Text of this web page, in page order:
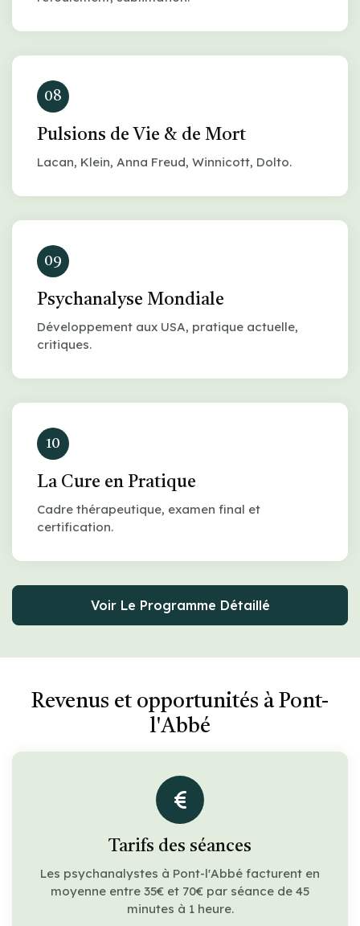
08
Pulsions de Vie & de Mort
Lacan, Klein, Anna Freud, Winnicott, Dolto.
09
Psychanalyse Mondiale
Développement aux USA, pratique actuelle,
critiques.
10
La Cure en Pratique
Cadre thérapeutique, examen final et
certification.
Voir Le Programme Détaillé
Revenus et opportunités à Pont-
l'Abbé
Tarifs des séances
Les psychanalystes à Pont-l'Abbé facturent en
moyenne entre 35€ et 70€ par séance de 45
minutes à 1 heure.